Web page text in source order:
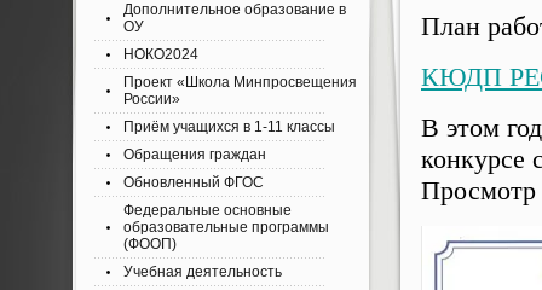
План
КЮДП
В этом
конкурсе
Дополнительное образование в
ОУ
НОКО2024
Проект «Школа Минпросвещения
России»
Приём учащихся в 1-11 классы
Обращения граждан
Обновленный ФГОС
Федеральные основные
образовательные программы
(ФООП)
Учебная деятельность